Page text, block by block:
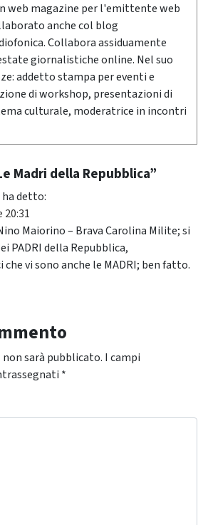
web magazine per l'emittente web
anche col blog
Collabora assiduamente
giornalistiche online. Nel suo
addetto stampa per eventi e
di workshop, presentazioni di
culturale, moderatrice in incontri
Madri della Repubblica”
ha detto:
Maiorino – Brava Carolina Milite; si
PADRI della Repubblica,
vi sono anche le MADRI; ben fatto.
sarà pubblicato. I campi
*